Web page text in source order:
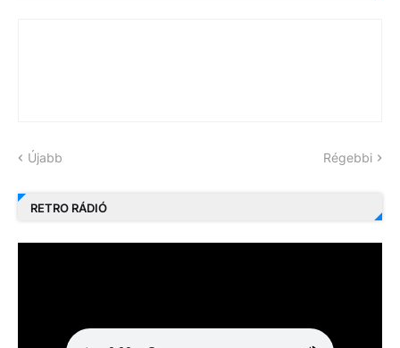
Újabb Régebbi
RETRO RÁDIÓ